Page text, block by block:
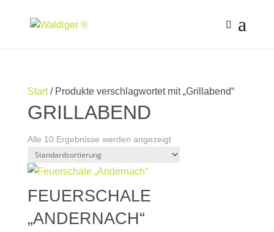
Start/ Produkte verschlagwortet mit „Grillabend“
GRILLABEND
Alle 10 Ergebnisse werden angezeigt
FEUERSCHALE
„ANDERNACH“